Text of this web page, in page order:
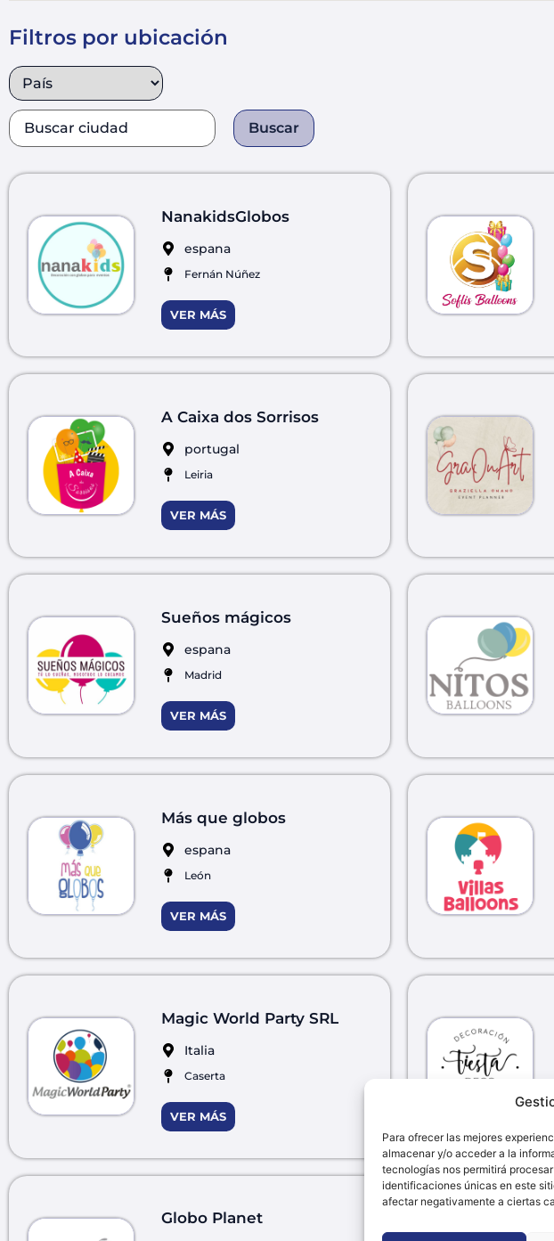
Para ofrecer las mejores
almacenar y/o acceder a la
tecnologías nos permitirá
identificaciones únicas en este
afectar negativamente a ciertas
Filtros por ubicación
Buscar
NanakidsGlobos
espana
Fernán Núñez
VER MÁS
A Caixa dos Sorrisos
portugal
Leiria
VER MÁS
Sueños mágicos
espana
Madrid
VER MÁS
Más que globos
espana
León
VER MÁS
Magic World Party SRL
Italia
Caserta
VER MÁS
Globo Planet